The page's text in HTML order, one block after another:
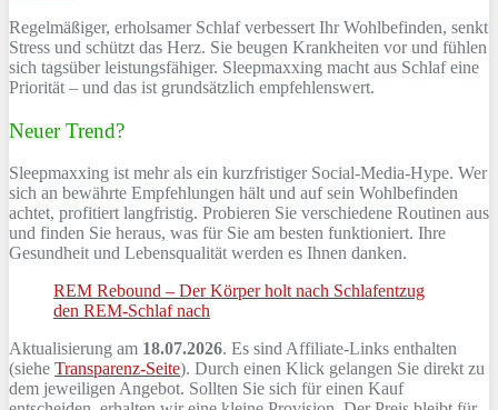
Regelmäßiger, erholsamer Schlaf verbessert Ihr Wohlbefinden, senkt
Stress und schützt das Herz. Sie beugen Krankheiten vor und fühlen
sich tagsüber leistungsfähiger. Sleepmaxxing macht aus Schlaf eine
Priorität – und das ist grundsätzlich empfehlenswert.
Neuer Trend?
Sleepmaxxing ist mehr als ein kurzfristiger Social-Media-Hype. Wer
sich an bewährte Empfehlungen hält und auf sein Wohlbefinden
achtet, profitiert langfristig. Probieren Sie verschiedene Routinen aus
und finden Sie heraus, was für Sie am besten funktioniert. Ihre
Gesundheit und Lebensqualität werden es Ihnen danken.
REM Rebound – Der Körper holt nach Schlafentzug
den REM-Schlaf nach
Aktualisierung am 18.07.2026. Es sind Affiliate-Links enthalten
(siehe Transparenz-Seite). Durch einen Klick gelangen Sie direkt zu
dem jeweiligen Angebot. Sollten Sie sich für einen Kauf